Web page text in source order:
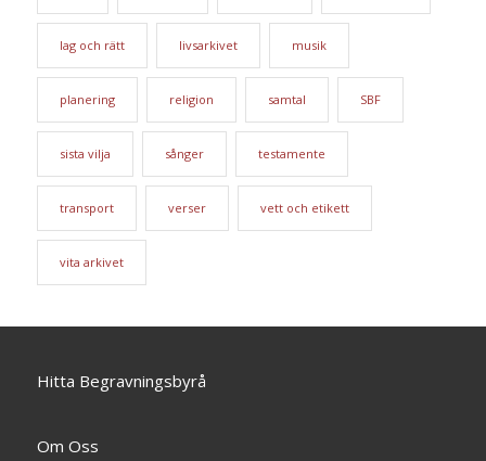
lag och rätt livsarkivet musik
planering religion samtal SBF
sista vilja sånger testamente
transport verser vett och etikett
vita arkivet
Hitta Begravningsbyrå
Om Oss